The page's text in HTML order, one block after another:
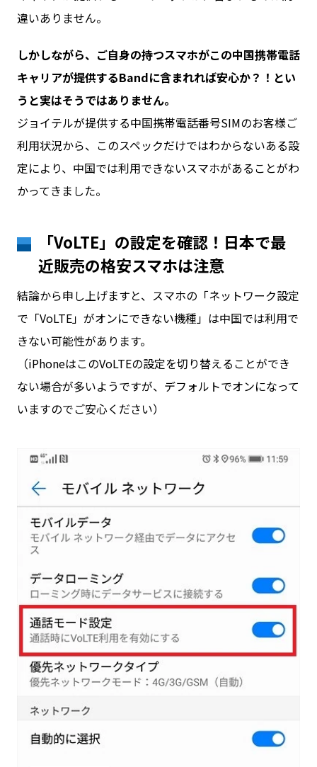
違いありません。
しかしながら、ご自身の持つスマホがこの中国携帯電話
キャリアが提供するBandに含まれれば安心か？！とい
うと実はそうではありません。
ジョイテルが提供する中国携帯電話番号SIMのお客様ご
利用状況から、このスペックだけではわからないある設
定により、中国では利用できないスマホがあることがわ
かってきました。
「VoLTE」の設定を確認！日本で最
近販売の格安スマホは注意
結論から申し上げますと、スマホの「ネットワーク設定
で「VoLTE」がオンにできない機種」は中国では利用で
きない可能性があります。
（iPhoneはこのVoLTEの設定を切り替えることができ
ない場合が多いようですが、デフォルトでオンになって
いますのでご安心ください）